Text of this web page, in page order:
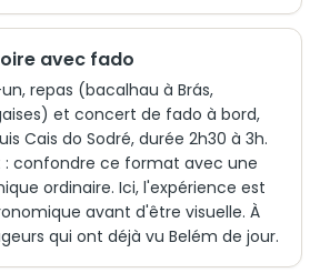
avec fado
repas (bacalhau à Brás,
et concert de fado à bord,
Cais do Sodré, durée 2h30 à 3h.
: confondre ce format avec une
ordinaire. Ici, l'expérience est
avant d'être visuelle. À
qui ont déjà vu Belém de jour.